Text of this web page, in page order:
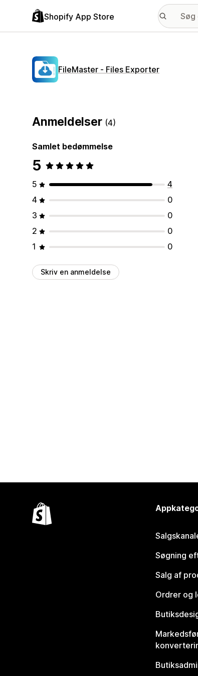
Shopify App Store
FileMaster ‑ Files Exporter
Anmeldelser (4)
Samlet bedømmelse
5
5
4
4
0
3
0
2
0
1
0
Skriv en anmeldelse
Søgning
Salg af
Ordrer og